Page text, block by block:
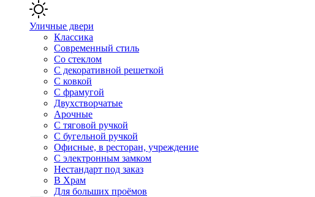
Уличные двери
Классика
Современный стиль
Со стеклом
С декоративной решеткой
С ковкой
С фрамугой
Двухстворчатые
Арочные
С тяговой ручкой
С бугельной ручкой
Офисные, в ресторан, учреждение
С электронным замком
Нестандарт под заказ
В Храм
Для больших проёмов